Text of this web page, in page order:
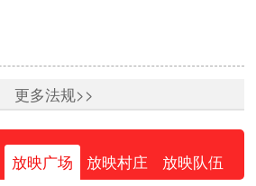
更多法规>>
放映广场 放映村庄 放映队伍